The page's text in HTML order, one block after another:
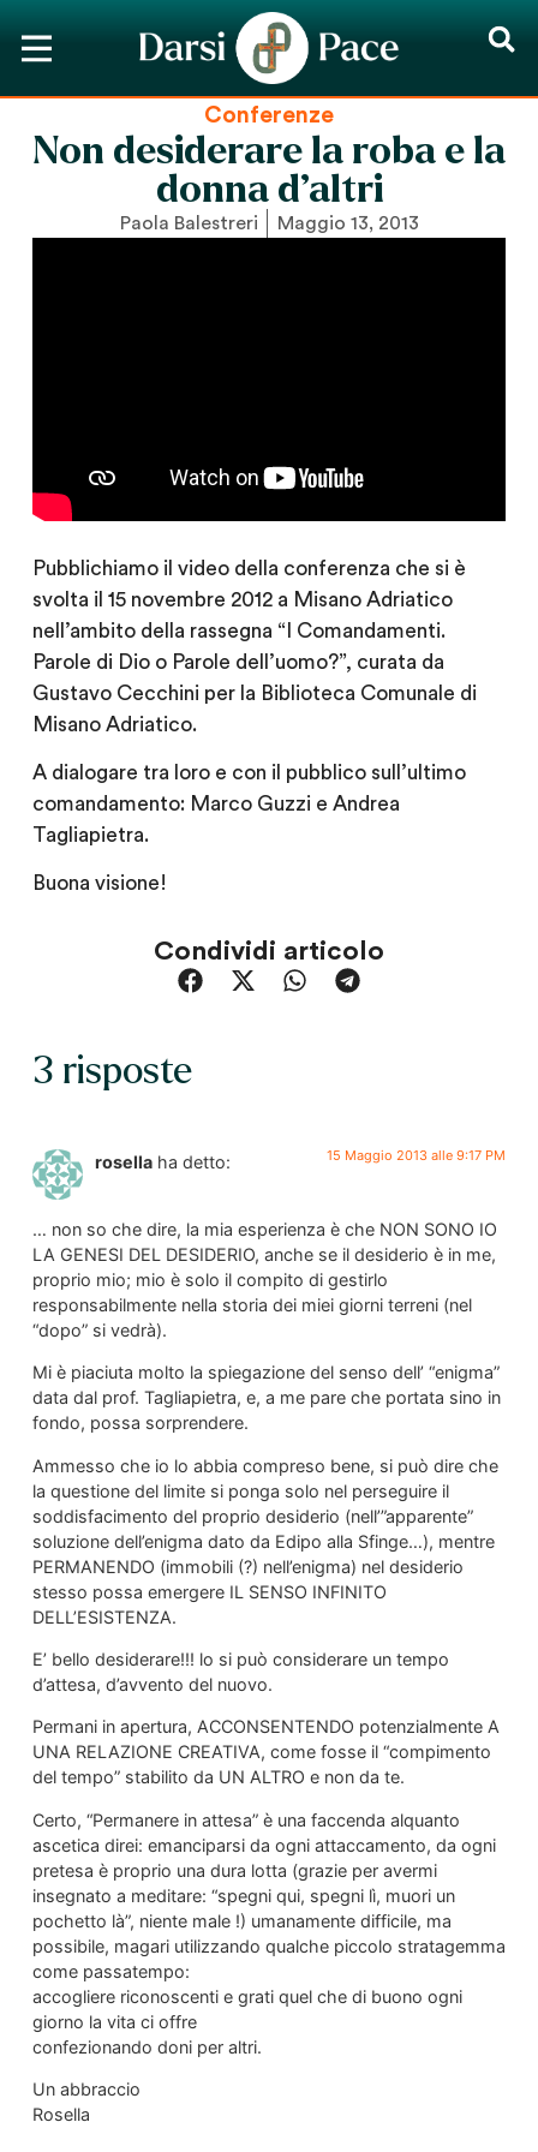
Conferenze
Non desiderare la roba e la
donna d’altri
Paola Balestreri Maggio 13, 2013
Pubblichiamo il video della conferenza che si è
svolta il 15 novembre 2012 a Misano Adriatico
nell’ambito della rassegna “I Comandamenti.
Parole di Dio o Parole dell’uomo?”, curata da
Gustavo Cecchini per la Biblioteca Comunale di
Misano Adriatico.
A dialogare tra loro e con il pubblico sull’ultimo
comandamento: Marco Guzzi e Andrea
Tagliapietra.
Buona visione!
Condividi articolo
3 risposte
rosella ha detto: 15 Maggio 2013 alle 9:17 PM
… non so che dire, la mia esperienza è che NON SONO IO
LA GENESI DEL DESIDERIO, anche se il desiderio è in me,
proprio mio; mio è solo il compito di gestirlo
responsabilmente nella storia dei miei giorni terreni (nel
“dopo” si vedrà).
Mi è piaciuta molto la spiegazione del senso dell’ “enigma”
data dal prof. Tagliapietra, e, a me pare che portata sino in
fondo, possa sorprendere.
Ammesso che io lo abbia compreso bene, si può dire che
la questione del limite si ponga solo nel perseguire il
soddisfacimento del proprio desiderio (nell’”apparente”
soluzione dell’enigma dato da Edipo alla Sfinge…), mentre
PERMANENDO (immobili (?) nell’enigma) nel desiderio
stesso possa emergere IL SENSO INFINITO
DELL’ESISTENZA.
E’ bello desiderare!!! lo si può considerare un tempo
d’attesa, d’avvento del nuovo.
Permani in apertura, ACCONSENTENDO potenzialmente A
UNA RELAZIONE CREATIVA, come fosse il “compimento
del tempo” stabilito da UN ALTRO e non da te.
Certo, “Permanere in attesa” è una faccenda alquanto
ascetica direi: emanciparsi da ogni attaccamento, da ogni
pretesa è proprio una dura lotta (grazie per avermi
insegnato a meditare: “spegni qui, spegni lì, muori un
pochetto là”, niente male !) umanamente difficile, ma
possibile, magari utilizzando qualche piccolo stratagemma
come passatempo:
accogliere riconoscenti e grati quel che di buono ogni
giorno la vita ci offre
confezionando doni per altri.
Un abbraccio
Rosella